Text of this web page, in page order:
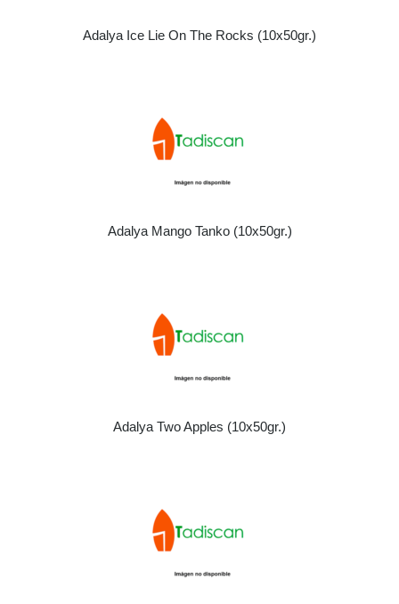
Adalya Ice Lie On The Rocks (10x50gr.)
Adalya Mango Tanko (10x50gr.)
Adalya Two Apples (10x50gr.)